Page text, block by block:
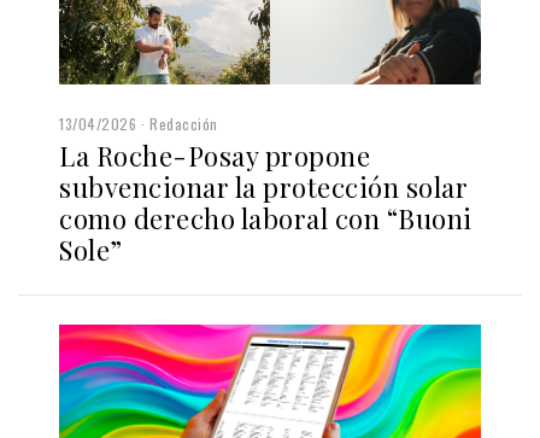
13/04/2026 Redacción
La Roche-Posay propone
subvencionar la protección solar
como derecho laboral con “Buoni
Sole”